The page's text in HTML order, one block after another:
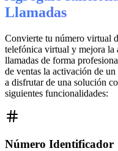
Llamadas
Convierte tu número virtual
telefónica virtual y mejora la
llamadas de forma
de ventas la activación de un
a disfrutar de una solución
siguientes funcionalidades:
Número Identificador